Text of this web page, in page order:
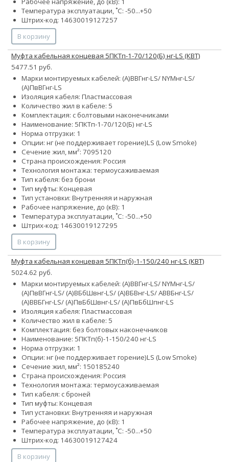
Температура эксплуатации, ˚С: -50...+50
Штрих-код: 14630019127257
В корзину
Муфта кабельная концевая 5ПКТп-1-70/120(Б) нг-LS (КВТ)
5477.51 руб.
Марки монтируемых кабелей: (А)ВВГнг-LS/ NYMнг-LS/
(А)ПвВГнг-LS
Изоляция кабеля: Пластмассовая
Количество жил в кабеле: 5
Комплектация: с болтовыми наконечниками
Наименование: 5ПКТп-1-70/120(Б) нг-LS
Норма отгрузки: 1
Опции: нг (не поддерживает горение)LS (Low Smoke)
Сечение жил, мм²: 7095120
Страна происхождения: Россия
Технология монтажа: термоусаживаемая
Тип кабеля: без брони
Тип муфты: Концевая
Тип установки: Внутренняя и наружная
Рабочее напряжение, до (кВ): 1
Температура эксплуатации, ˚С: -50...+50
Штрих-код: 14630019127295
В корзину
Муфта кабельная концевая 5ПКТп(б)-1-150/240 нг-LS (КВТ)
5024.62 руб.
Марки монтируемых кабелей: (А)ВВГнг-LS/ NYMнг-LS/
(А)ПвВГнг-LS/ (А)ВБбШвнг-LS/ (А)ВБВнг-LS/ АВВБнг-LS/
(А)ВВБГнг-LS/ (А)ПвБбШвнг-LS/ (А)ПвБбШпнг-LS
Изоляция кабеля: Пластмассовая
Количество жил в кабеле: 5
Комплектация: без болтовых наконечников
Наименование: 5ПКТп(б)-1-150/240 нг-LS
Норма отгрузки: 1
Опции: нг (не поддерживает горение)LS (Low Smoke)
Сечение жил, мм²: 150185240
Страна происхождения: Россия
Технология монтажа: термоусаживаемая
Тип кабеля: с броней
Тип муфты: Концевая
Тип установки: Внутренняя и наружная
Рабочее напряжение, до (кВ): 1
Температура эксплуатации, ˚С: -50...+50
Штрих-код: 14630019127424
В корзину